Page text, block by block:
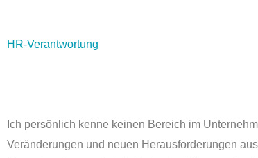
HR-Verantwortung
Ich persönlich kenne keinen Bereich im
Veränderungen und neuen Herausforderungen